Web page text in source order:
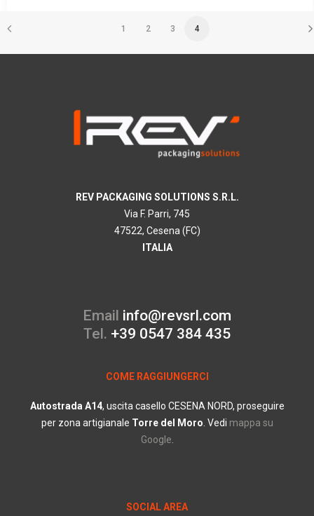
1 2 3 4
REV PACKAGING SOLUTIONS S.R.L.
Via F. Parri, 745
47522, Cesena (FC)
ITALIA
Email info@revsrl.com
Tel. +39 0547 384 435
COME RAGGIUNGERCI
Autostrada A14, uscita casello CESENA NORD, proseguire
per zona artigianale Torre del Moro Vedi mappa su
Google
SOCIAL AREA